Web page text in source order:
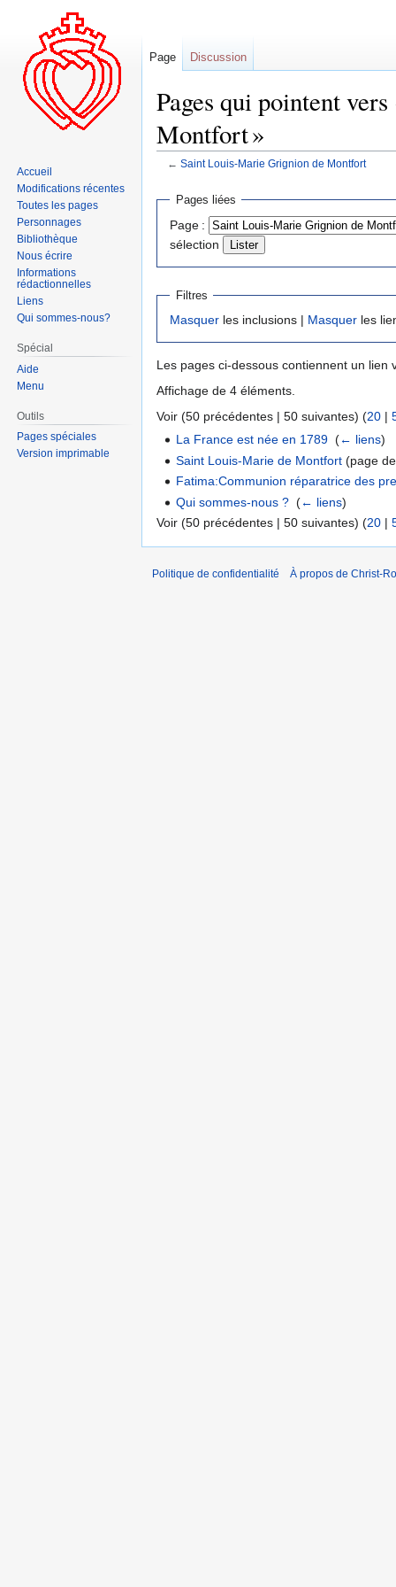
Pages qui pointent
Montfort »
← Saint Louis-Marie Grignion de Montfort
Aller
navigation
Aller
recherche
Pages liées
Page :
sélection
Filtres
Masquer les inclusions | Masquer les
Les pages ci-dessous contiennent un lien
Affichage de 4 éléments.
Voir (50 précédentes | 50 suivantes) (20 |
La France est née en 1789 ‎(← liens)
Saint Louis-Marie de Montfort (page
Fatima:Communion réparatrice des
Qui sommes-nous ? ‎(← liens)
Voir (50 précédentes | 50 suivantes) (20 |
Page Discussion
Accueil
Modifications récentes
Toutes les pages
Personnages
Bibliothèque
Nous écrire
Informations
rédactionnelles
Liens
Qui sommes-nous?
Spécial
Aide
Menu
Outils
Pages spéciales
Version imprimable
Politique de confidentialité À propos de Christ-